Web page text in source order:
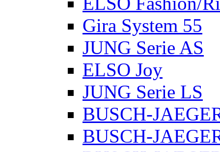
Gira System 55
JUNG Serie AS
ELSO Joy
JUNG Serie LS
BUSCH-
BUSCH-